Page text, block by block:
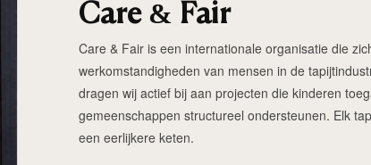
Care & Fair
Care & Fair is een internationale organisatie die
werkomstandigheden van mensen in de
dragen wij actief bij aan projecten die kinderen
gemeenschappen structureel ondersteunen. Elk
een eerlijkere keten.